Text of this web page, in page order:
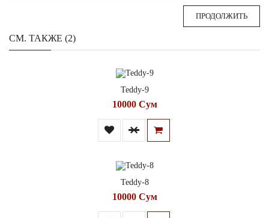
ПРОДОЛЖИТЬ
СМ. ТАКЖЕ (2)
Teddy-9
10000 Сум
Teddy-8
10000 Сум